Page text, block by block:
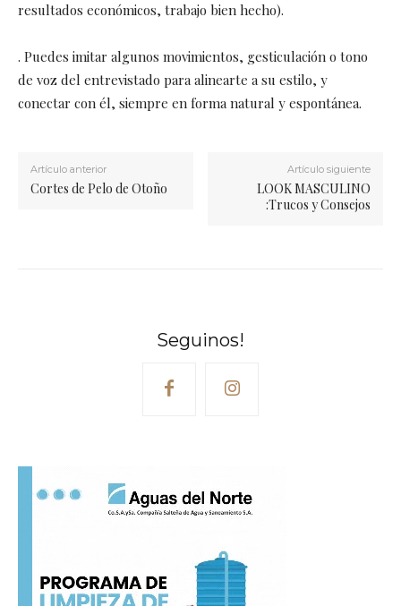
resultados económicos, trabajo bien hecho).
. Puedes imitar algunos movimientos, gesticulación o tono
de voz del entrevistado para alinearte a su estilo, y
conectar con él, siempre en forma natural y espontánea.
Artículo anterior
Cortes de Pelo de Otoño
Artículo siguiente
LOOK MASCULINO
:Trucos y Consejos
Seguinos!